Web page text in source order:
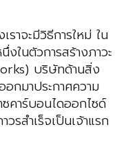
ะมีวิธีการใหม่ ใน
ในตัวการสร้างภาวะ
บริษัทด้านสิ่ง
กมาประกาศความ
คาร์บอนไดออกไซด์
รสำเร็จเป็นเจ้าแรก